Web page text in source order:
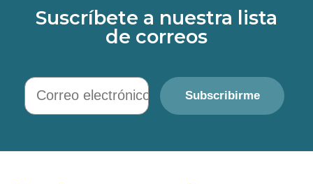
Suscríbete a nuestra lista
de correos
Correo electrónico
Subscribirme